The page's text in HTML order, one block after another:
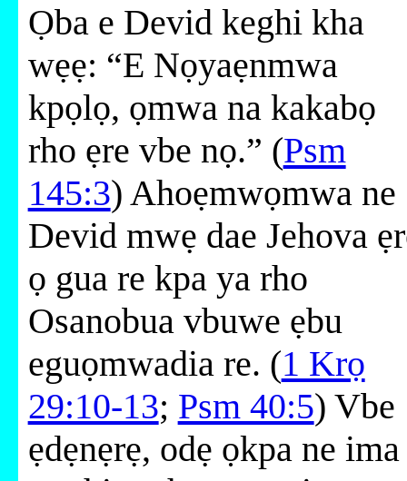
Ọba e Devid keghi kha
wẹẹ: “E Nọyaẹnmwa
kpọlọ, ọmwa na kakabọ
rho ẹre vbe nọ.” (Psm
145:3) Ahoẹmwọmwa ne
Devid mwẹ dae Jehova
ọ gua re kpa ya rho
Osanobua vbuwe ẹbu
eguọmwadia re. (1 Krọ
29:10-13; Psm 40:5) Vbe
ẹdẹnẹrẹ, odẹ ọkpa ne ima